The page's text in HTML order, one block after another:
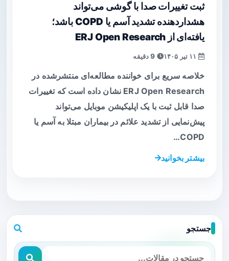
ثبت تغییرات صدا با گوشی می‌تواند
هشداردهنده تشدید آسم یا COPD باشد؛
یافته‌ای از ERJ Open Research
خلاصه سریع برای خواننده مطالعه‌ای منتشرشده در
ERJ Open Research نشان داده است که تغییرات
صدا قابل ثبت با یک اپلیکیشن موبایل می‌تواند
پیش‌نمایی از تشدید علائم در بیماران مبتلا به آسم یا
COPD…
بیشتر بخوانید
جستجو